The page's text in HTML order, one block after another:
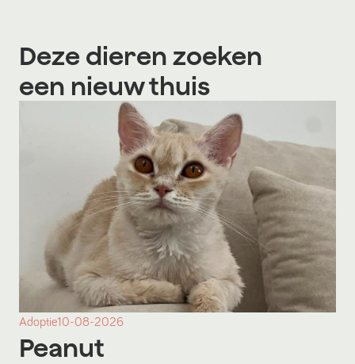
Deze dieren zoeken
een nieuw thuis
Adoptie10-08-2026
Peanut